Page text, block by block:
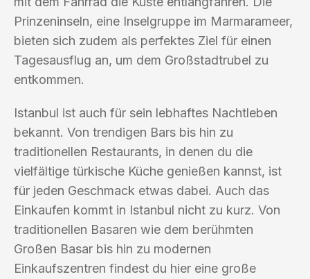
Prinzeninseln, eine Inselgruppe im Marmarameer,
bieten sich zudem als perfektes Ziel für einen
Tagesausflug an, um dem Großstadtrubel zu
entkommen.
Istanbul ist auch für sein lebhaftes Nachtleben
bekannt. Von trendigen Bars bis hin zu
traditionellen Restaurants, in denen du die
vielfältige türkische Küche genießen kannst, ist
für jeden Geschmack etwas dabei. Auch das
Einkaufen kommt in Istanbul nicht zu kurz. Von
traditionellen Basaren wie dem berühmten
Großen Basar bis hin zu modernen
Einkaufszentren findest du hier eine große